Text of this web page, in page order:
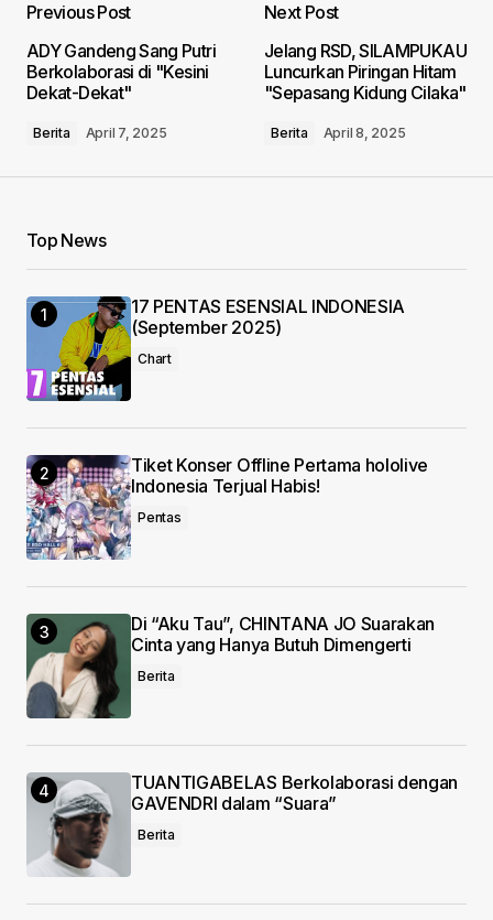
Required fields are marked*
Your Name
Your E-mail*
Save my name, email, and website in this
browser for the next time I comment.
Submit Comment
Previous Post
ADY Gandeng Sang Putri
Berkolaborasi di "Kesini
Dekat-Dekat"
Berita April 7, 2025
Next Post
Jelang RSD, SILAMPUKAU
Luncurkan Piringan Hitam
"Sepasang Kidung Cilaka"
Berita April 8, 2025
Top News
17 PENTAS ESENSIAL INDONESIA
(September 2025)
Chart
Tiket Konser Offline Pertama hololive
Indonesia Terjual Habis!
Pentas
Di “Aku Tau”, CHINTANA JO Suarakan
Cinta yang Hanya Butuh Dimengerti
Berita
TUANTIGABELAS Berkolaborasi dengan
GAVENDRI dalam “Suara”
Berita